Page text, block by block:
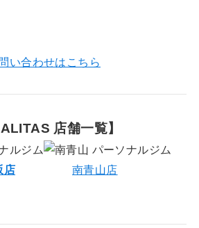
い合わせはこちら
店舗一覧】
店 南青山店